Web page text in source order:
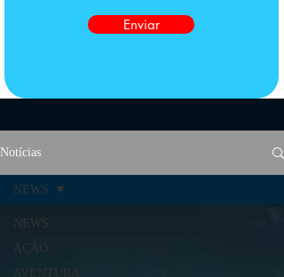
Enviar
Notícias
NEWS
AÇÃO
AVENTURA
NEWS